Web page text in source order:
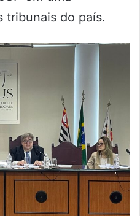
tribunais do país.